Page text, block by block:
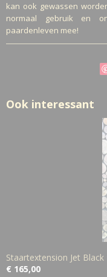
kan ook gewassen
normaal gebruik en
paardenleven mee!
Ook interessant
Staartextension Jet Black
€ 165,00